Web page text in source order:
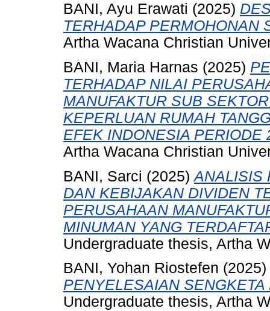
BANI, Ayu Erawati (2025)
TERHADAP PERMOHONAN
Artha Wacana Christian
BANI, Maria Harnas (2025)
TERHADAP NILAI
MANUFAKTUR SUB
KEPERLUAN RUMAH
EFEK INDONESIA PERIODE
Artha Wacana Christian
BANI, Sarci (2025)ANALISIS
DAN KEBIJAKAN DIVIDEN
PERUSAHAAN
MINUMAN YANG
Undergraduate thesis, Artha
BANI, Yohan Riostefen (2025)
PENYELESAIAN
Undergraduate thesis, Artha